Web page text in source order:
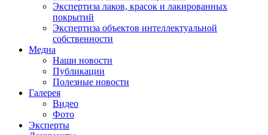
Экспертиза лаков, красок и лакированных
покрытий
Экспертиза объектов интеллектуальной
собственности
Медиа
Наши новости
Публикации
Полезные новости
Галерея
Видео
Фото
Эксперты